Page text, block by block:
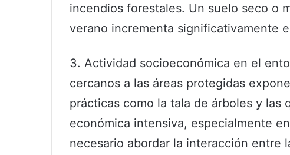
incendios forestales. Un suelo seco o
verano incrementa significativamente
3. Actividad socioeconómica en el
cercanos a las áreas protegidas
prácticas como la tala de árboles y las
económica intensiva, especialmente
necesario abordar la interacción entre